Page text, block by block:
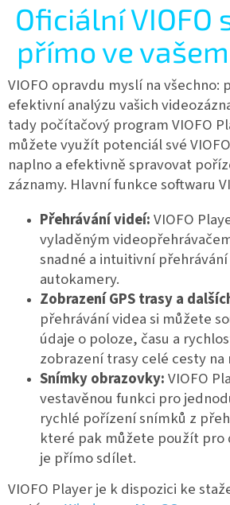
Oficiální
přímo ve
VIOFO opravdu myslí na všechno:
efektivní analýzu vašich
tady počítačový program VIOFO
můžete využít potenciál své
naplno a efektivně spravovat
záznamy. Hlavní funkce softwaru
Přehrávání videí:VIOFO
vyladěným
snadné a intuitivní přehrávání
autokamery.
Zobrazení GPS trasy a
přehrávání videa si můžete
údaje o poloze, času a
zobrazení trasy celé cesty na
Snímky obrazovky:VIOFO
vestavěnou funkci pro
rychlé pořízení snímků z
které pak můžete použít pro
je přímo sdílet.
VIOFO Player je k dispozici ke